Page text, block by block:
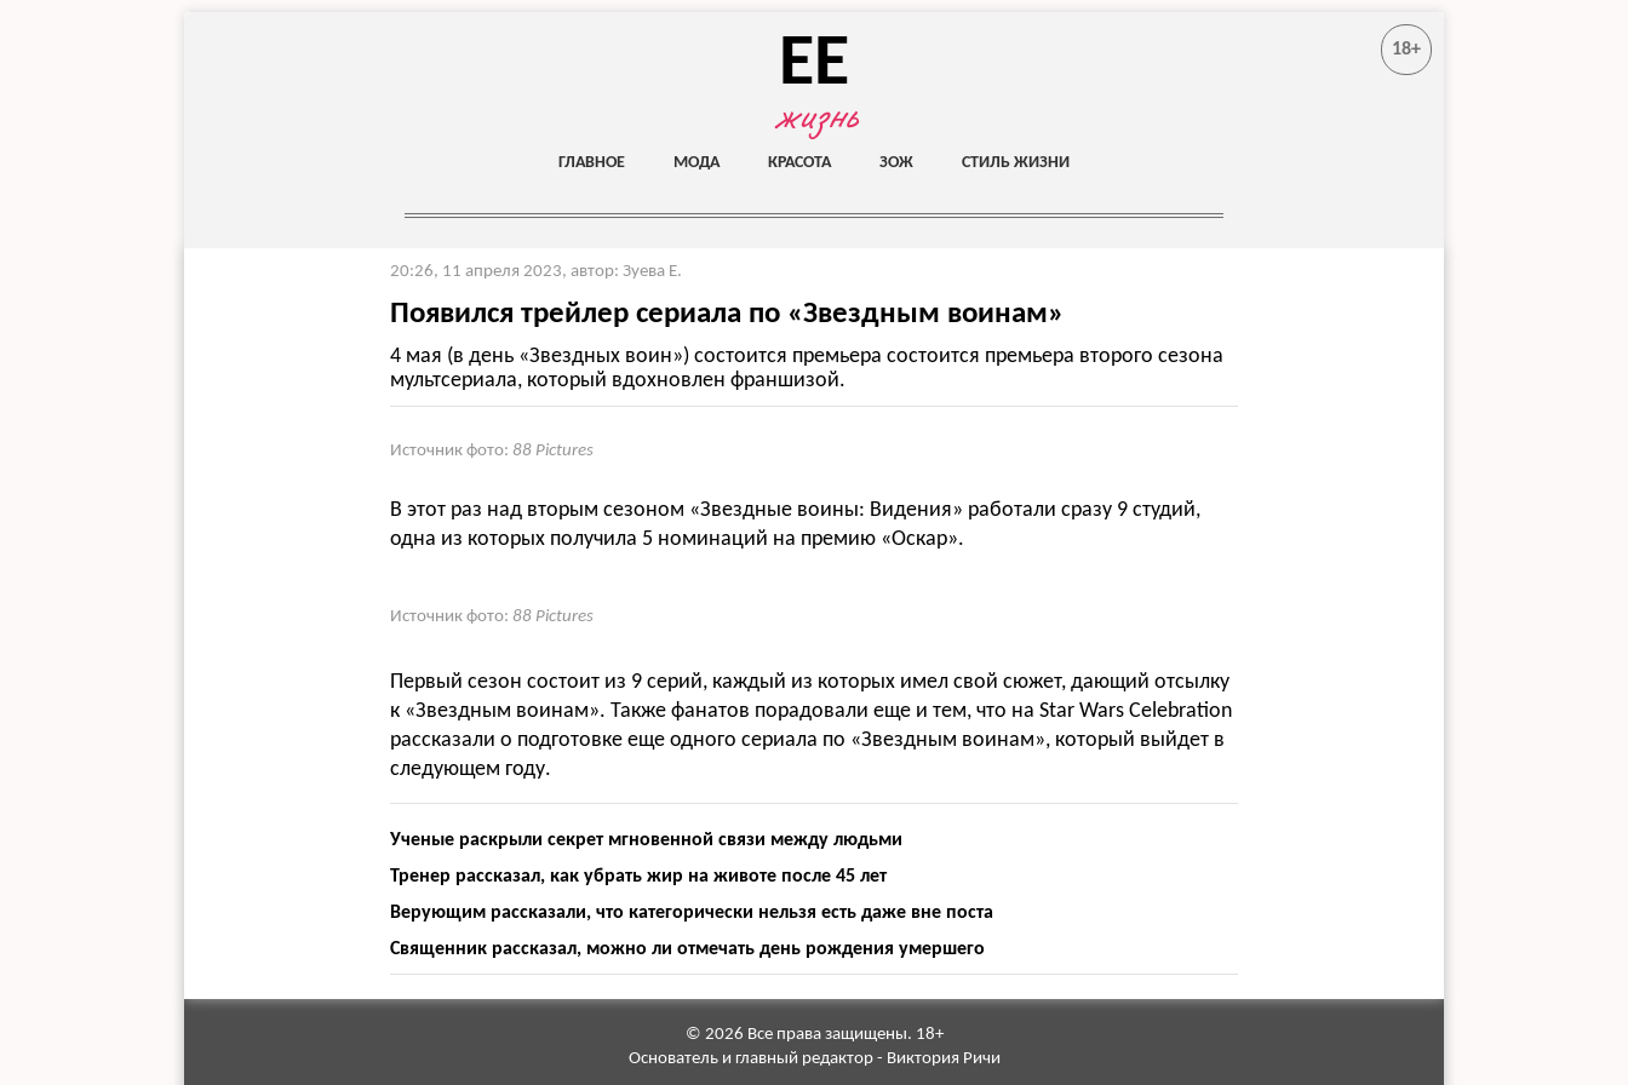
EE
жизнь
18+
ГЛАВНОЕ МОДА КРАСОТА ЗОЖ СТИЛЬ ЖИЗНИ
20:26, 11 апреля 2023, автор: Зуева Е.
Появился трейлер сериала по «Звездным воинам»
4 мая (в день «Звездных воин») состоится премьера состоится премьера второго сезона
мультсериала, который вдохновлен франшизой.
Источник фото: 88 Pictures
В этот раз над вторым сезоном «Звездные воины: Видения» работали сразу 9 студий,
одна из которых получила 5 номинаций на премию «Оскар».
Источник фото: 88 Pictures
Первый сезон состоит из 9 серий, каждый из которых имел свой сюжет, дающий отсылку
к «Звездным воинам». Также фанатов порадовали еще и тем, что на Star Wars Celebration
рассказали о подготовке еще одного сериала по «Звездным воинам», который выйдет в
следующем году.
Ученые раскрыли секрет мгновенной связи между людьми
Тренер рассказал, как убрать жир на животе после 45 лет
Верующим рассказали, что категорически нельзя есть даже вне поста
Священник рассказал, можно ли отмечать день рождения умершего
© 2026 Все права защищены. 18+
Основатель и главный редактор - Виктория Ричи